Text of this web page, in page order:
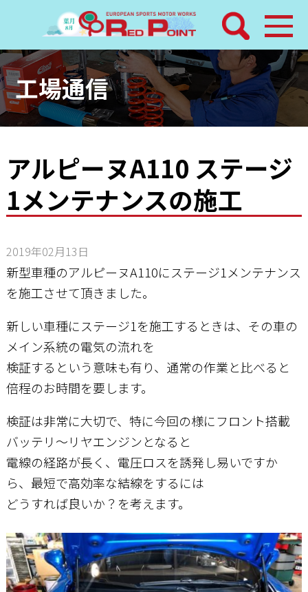
検索
ホーム
トピックス
レッドポイントパーツ
店舗案内
お問い合わせ
工場通信
アルピーヌA110 ステージ
1メンテナンスの施工
2019年02月13日
新型車種のアルピーヌA110にステージ1メンテナンス
を施工させて頂きました。
新しい車種にステージ1を施工するときは、その車の
メイン系統の電気の流れを
検証するという意味も有り、通常の作業と比べると
倍程のお時間を要します。
検証は非常に大切で、特に今回の様にフロント搭載
バッテリ～リヤエンジンとなると
電線の経路が長く、電圧ロスを誘発し易いですか
ら、最短で高効率な結線をするには
どうすれば良いか？を考えます。